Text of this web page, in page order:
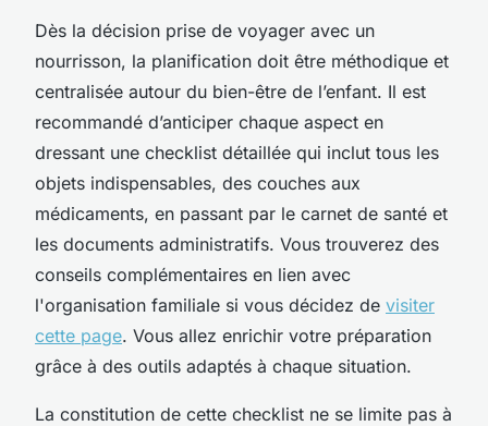
Dès la décision prise de voyager avec un
nourrisson, la planification doit être méthodique et
centralisée autour du bien-être de l’enfant. Il est
recommandé d’anticiper chaque aspect en
dressant une checklist détaillée qui inclut tous les
objets indispensables, des couches aux
médicaments, en passant par le carnet de santé et
les documents administratifs. Vous trouverez des
conseils complémentaires en lien avec
l'organisation familiale si vous décidez de visiter
cette page. Vous allez enrichir votre préparation
grâce à des outils adaptés à chaque situation.
La constitution de cette checklist ne se limite pas à